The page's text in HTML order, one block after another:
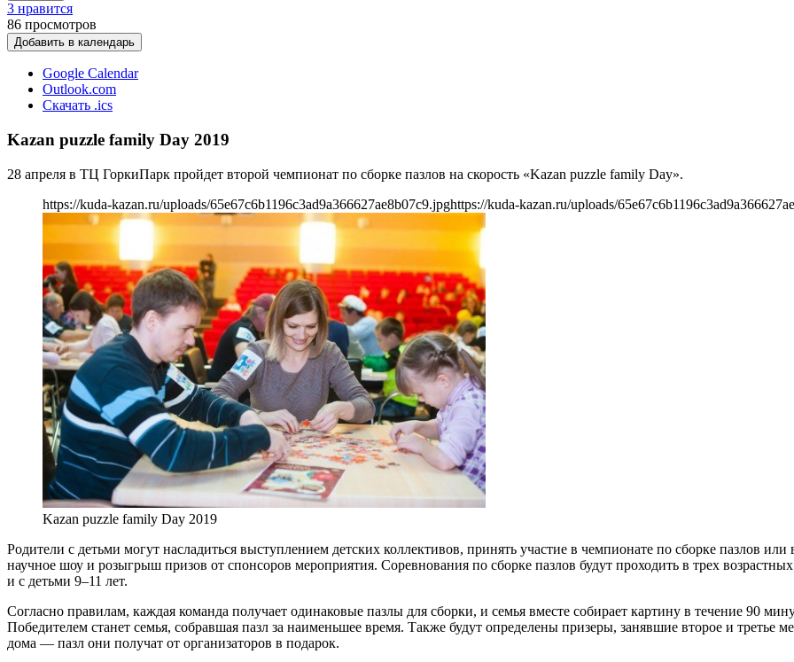
3 нравится
86 просмотров
Добавить в календарь
Google Calendar
Outlook.com
Скачать .ics
Kazan puzzle family Day 2019
28 апреля в ТЦ ГоркиПарк пройдет второй чемпионат по сборке пазлов на скорость «Kazan puzzle family Day».
https://kuda-kazan.ru/uploads/65e67c6b1196c3ad9a366627ae8b07c9.jpghttps://kuda-kazan.ru/uploads/
Kazan puzzle family Day 2019
Родители с детьми могут насладиться выступлением детских коллективов, принять участие в чемпионате по сборке пазлов
научное шоу и розыгрыш призов от спонсоров мероприятия. Соревнования по сборке пазлов будут проходить в трех
и с детьми 9–11 лет.
Согласно правилам, каждая команда получает одинаковые пазлы для сборки, и семья вместе собирает картину в течение 90
Победителем станет семья, собравшая пазл за наименьшее время. Также будут определены призеры, занявшие второе и третье
дома — пазл они получат от организаторов в подарок.